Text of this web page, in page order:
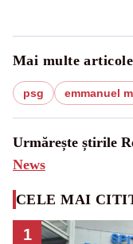
Mai multe
psg emmanuel
Urmărește știrile
News
CELE MAI
1